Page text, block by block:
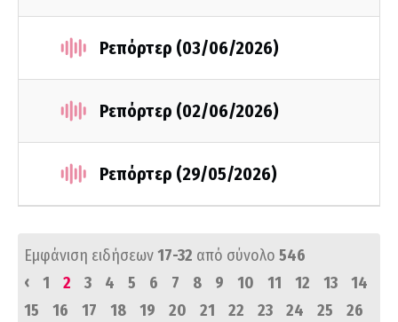
Ρεπόρτερ (03/06/2026)
Ρεπόρτερ (02/06/2026)
Ρεπόρτερ (29/05/2026)
Εμφάνιση ειδήσεων17-32 από σύνολο 546
‹
1 2 3 4 5 6 7 8 9 10 11 12 13
14
15
16 17 18 19 20 21 22 23 24 25
26